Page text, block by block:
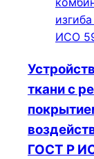
ткани с
ГОСТ Р